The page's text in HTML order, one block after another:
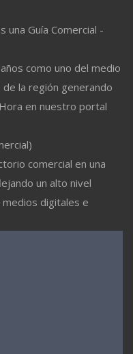
una Guía Comercial -
como uno del medio
la región generando
en nuestro portal
comercial en una
un alto nivel
digitales e